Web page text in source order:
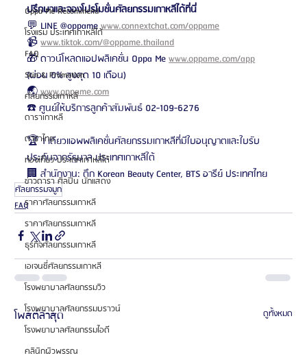
Oppa Me Recommend
โรงแรม ประเทศเกาหลีใต้
FAQ
Skin & Promotion
ศัลยกรรมเกาหลี
ดาราเกาหลี
ดาราไทย
ท่องเที่ยว ประเทศเกาหลีใต้
ข่าวดารา ศิลปิน นักแสดง
ราคาศัลยกรรมเกาหลี
ราคาศัลยกรรมเกาหลี
ธุรกิจศัลยกรรมเกาหลี
เอเจนซี่ศัลยกรรมเกาหลี
โรงพยาบาลศัลยกรรมวิว
โรงพยาบาลศัลยกรรมบราวน์
โรงพยาบาลศัลยกรรมไอดี
คลินิกผิวพรรณ
ปรึกษาและจองโปรโมชั่นศัลยกรรมเกาหลีได้ที่นี่
💬 LINE @oppame www.connextchat.com/oppame
📹 www.tiktok.com/@oppame.thailand
🎁 ดาวน์โหลดแอปพลิเคชั่น Oppa Me www.oppame.com/app
(ผ่อน 0% สูงสุด 10 เดือน)
🌏 www.oppame.com
☎️ ศูนย์ให้บริการลูกค้าสัมพันธ์ 02-109-6276
🏆 1 เดียวแอพพลิเคชั่นศัลยกรรมเกาหลีที่มีใบอนุญาตและใบรับ
ประกันจากรัฐบาล ประเทศเกาหลีใต้
🏢 สำนักงาน: ตึก Korean Beauty Center, BTS อารีย์ ประเทศไทย
ศัลยกรรมจมูก
FAQ
โพสต์ล่าสุด ดูทั้งหมด